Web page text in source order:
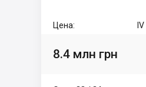
Цена:
8.4 млн грн